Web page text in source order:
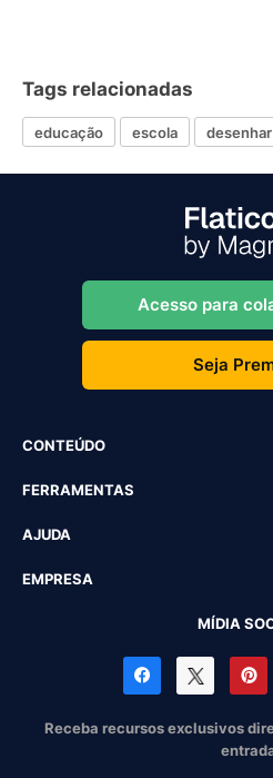
Tags relacionadas
educação escola desenhar
Acesso para
Seja
CONTEÚDO
FERRAMENTAS
AJUDA
EMPRESA
MÍDIA
Receba recursos exclusivos